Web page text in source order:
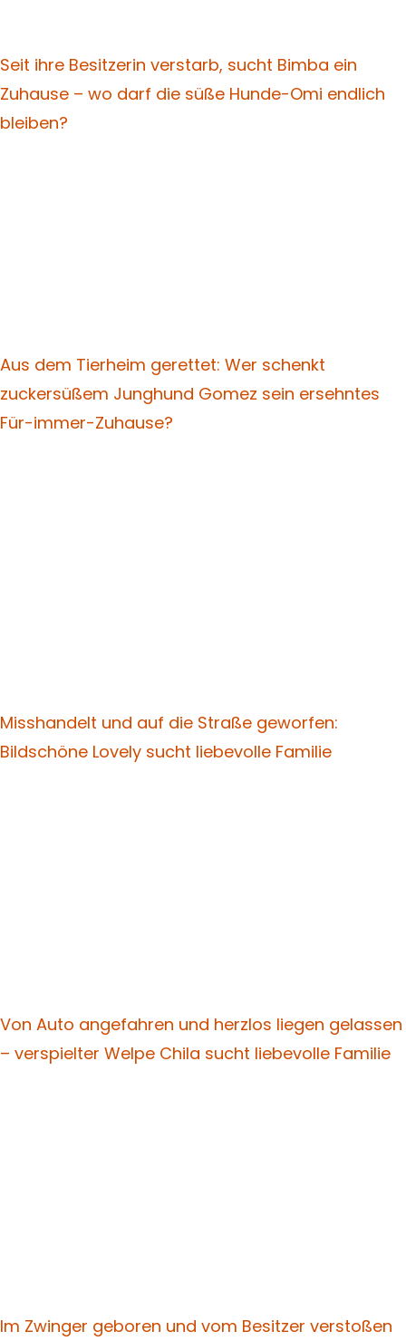
Seit ihre Besitzerin verstarb, sucht Bimba ein
Zuhause – wo darf die süße Hunde-Omi endlich
bleiben?
Aus dem Tierheim gerettet: Wer schenkt
zuckersüßem Junghund Gomez sein ersehntes
Für-immer-Zuhause?
Misshandelt und auf die Straße geworfen:
Bildschöne Lovely sucht liebevolle Familie
Von Auto angefahren und herzlos liegen gelassen
– verspielter Welpe Chila sucht liebevolle Familie
Im Zwinger geboren und vom Besitzer verstoßen